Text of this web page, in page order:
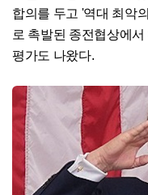
합의를 두고 '역대 최악
로 촉발된 종전협상에
평가도 나왔다.